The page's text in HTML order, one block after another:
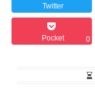
Twitter
Pocket 0